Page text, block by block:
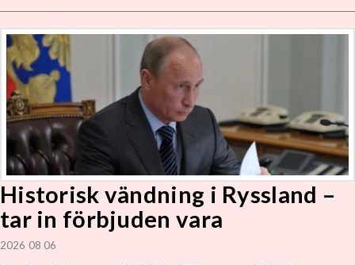
Historisk vändning i Ryssland –
tar in förbjuden vara
2026 08 06